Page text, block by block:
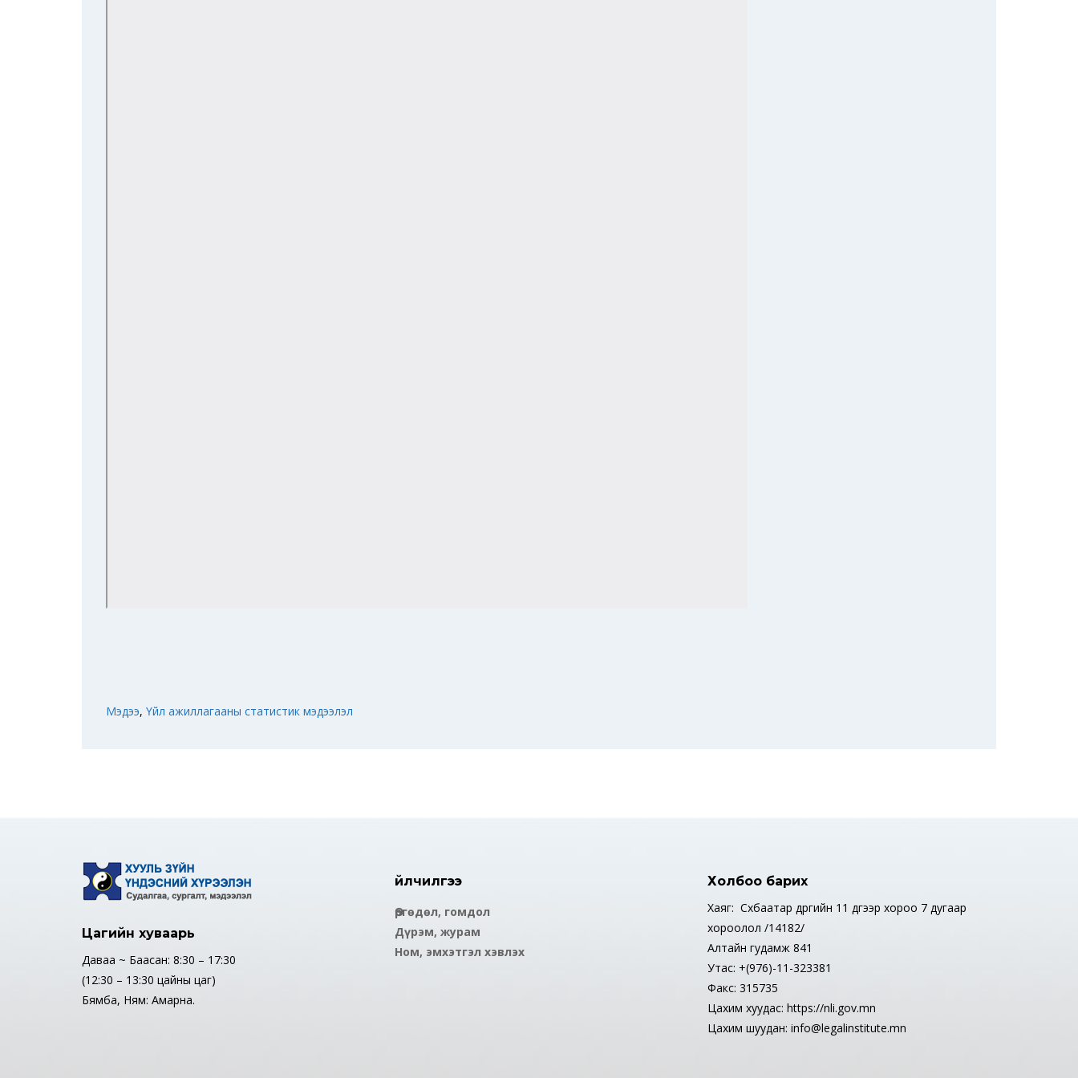
Мэдээ, Үйл ажиллагааны статистик мэдээлэл
Цагийн хуваарь
Даваа ~ Баасан: 8:30 – 17:30
(12:30 – 13:30 цайны цаг)
Бямба, Ням: Амарна.
Үйлчилгээ
Өргөдөл, гомдол
Дүрэм, журам
Ном, эмхэтгэл хэвлэх
Холбоо барих
Хаяг: Сүхбаатар дүүргийн 11 дүгээр хороо 7 дугаар
хороолол /14182/
Алтайн гудамж 841
Утас: +(976)-11-323381
Факс: 315735
Цахим хуудас: https://nli.gov.mn
Цахим шуудан: info@legalinstitute.mn